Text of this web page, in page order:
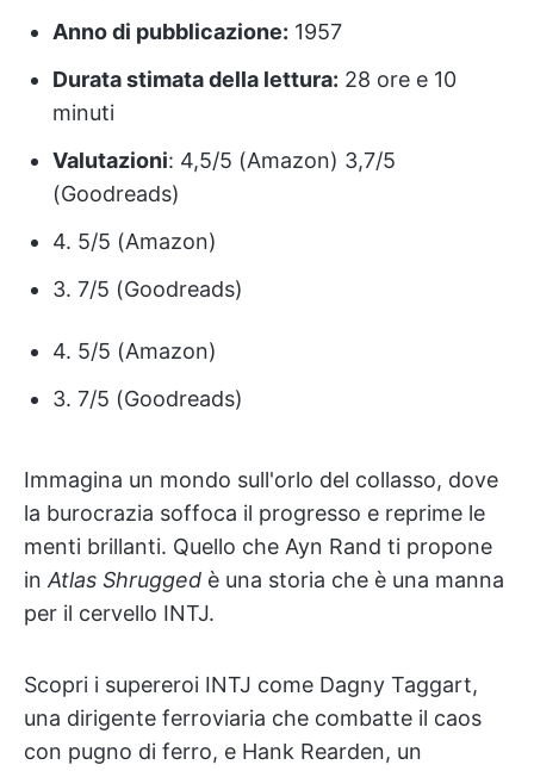
Anno di pubblicazione: 1957
Durata stimata della lettura: 28 ore e 10
minuti
Valutazioni: 4,5/5 (Amazon) 3,7/5
(Goodreads)
4. 5/5 (Amazon)
3. 7/5 (Goodreads)
4. 5/5 (Amazon)
3. 7/5 (Goodreads)
Immagina un mondo sull'orlo del collasso, dove
la burocrazia soffoca il progresso e reprime le
menti brillanti. Quello che Ayn Rand ti propone
inAtlas Shrugged è una storia che è una manna
per il cervello INTJ.
Scopri i supereroi INTJ come Dagny Taggart,
una dirigente ferroviaria che combatte il caos
con pugno di ferro, e Hank Rearden, un